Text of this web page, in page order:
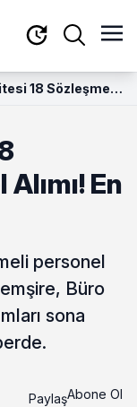
18 Sözleşmeli
En
personel
Büro
sona
PaylaşAbone Ol